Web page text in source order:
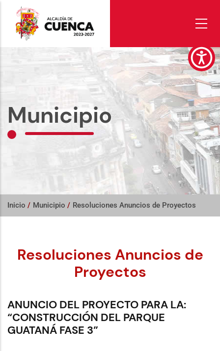
contenido
principal
Municipio
Inicio / Municipio / Resoluciones Anuncios de Proyectos
Resoluciones Anuncios de
Proyectos
ANUNCIO DEL PROYECTO PARA LA:
“CONSTRUCCIÓN DEL PARQUE
GUATANÁ FASE 3”